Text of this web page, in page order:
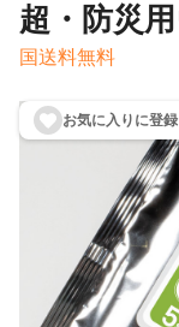
超・防災
国送料無料
お気に入りに登録